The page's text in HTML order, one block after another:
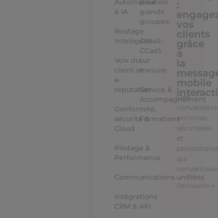
Automatisation
& IA
Routage
intelligent
Voix du
client et
e-
reputation
Conformité,
sécurité &
Cloud
Pilotage &
Performance
Communications unifiées
Intégrations
CRM & API
pour
grands
groupes
CXaaS :
CCaaS
sur
mesure
Service &
Accompagnement
Formations
:
vos
clients
grâce
à
la
mobile
Des
enrichies,
sécurisées
et
qui
Découvrir